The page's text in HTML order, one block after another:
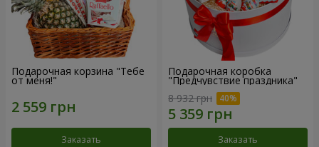
Подарочная корзина "Тебе
от меня!"
Заказать
Подарочная коробка
"Предчувствие праздника"
8 932 грн
Заказать